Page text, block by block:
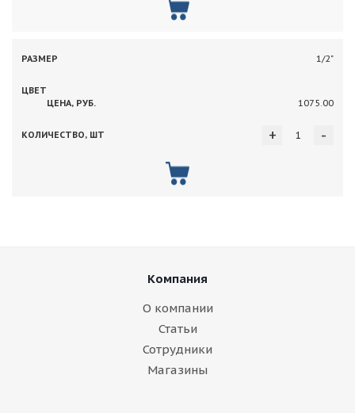
1/2"
1075.00
-
+
Компания
О компании
Статьи
Сотрудники
Магазины